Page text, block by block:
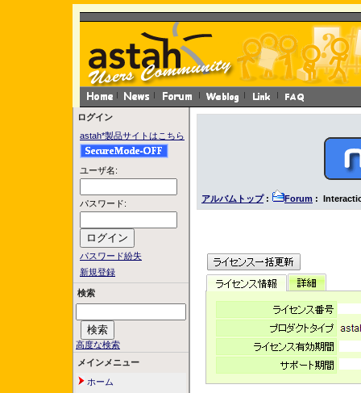
ログイン
astah*製品サイトはこちら
ユーザ名:
パスワード:
パスワード紛失
新規登録
検索
高度な検索
メインメニュー
ホーム
アルバムトップ: Forum :